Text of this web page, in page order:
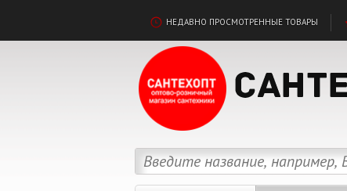
НЕДАВНО ПРОСМОТРЕННЫЕ ТОВАРЫ